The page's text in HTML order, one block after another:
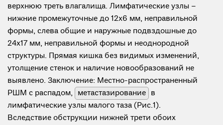
верхнюю треть влагалища. Лимфатические узлы –
нижние промежуточные до 12х6 мм, неправильной
формы, слева общие и наружные подвздошные до
24х17 мм, неправильной формы и неоднородной
структуры. Прямая кишка без видимых изменений,
утолщение стенок и наличие новообразований не
выявлено. Заключение: Местно-распространенный
РШМ с распадом, метастазирование в
лимфатические узлы малого таза (Рис.1).
Вследствие обструкции нижней трети обоих